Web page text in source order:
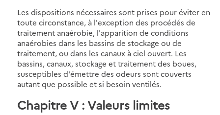
Les dispositions nécessaires sont prises pour éviter en
toute circonstance, à l'exception des procédés de
traitement anaérobie, l'apparition de conditions
anaérobies dans les bassins de stockage ou de
traitement, ou dans les canaux à ciel ouvert. Les
bassins, canaux, stockage et traitement des boues,
susceptibles d'émettre des odeurs sont couverts
autant que possible et si besoin ventilés.
Chapitre V : Valeurs limites